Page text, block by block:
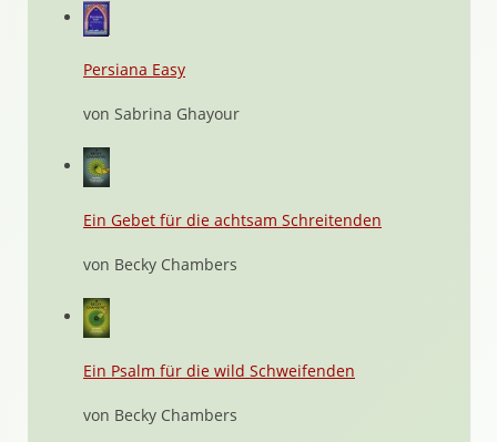
Persiana Easy
von Sabrina Ghayour
Ein Gebet für die achtsam Schreitenden
von Becky Chambers
Ein Psalm für die wild Schweifenden
von Becky Chambers